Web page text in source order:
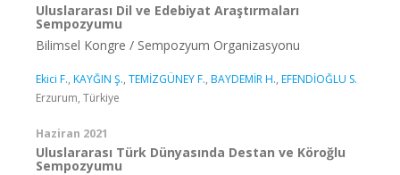
Uluslararası Dil ve Edebiyat Araştırmaları
Sempozyumu
Bilimsel Kongre / Sempozyum Organizasyonu
Ekici F., KAYĞIN Ş., TEMİZGÜNEY F., BAYDEMİR H., EFENDİOĞLU S.
Erzurum, Türkiye
Haziran 2021
Uluslararası Türk Dünyasında Destan ve Köroğlu
Sempozyumu